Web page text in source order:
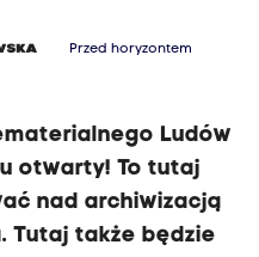
Przed horyzontem
Ludów
otwarty! To tutaj
nad archiwizacją
Tutaj także będzie